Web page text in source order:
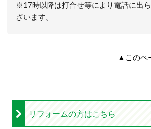
※17時以降は打合せ等により電話に出
ざいます。
▲このペ
リフォームの方はこちら